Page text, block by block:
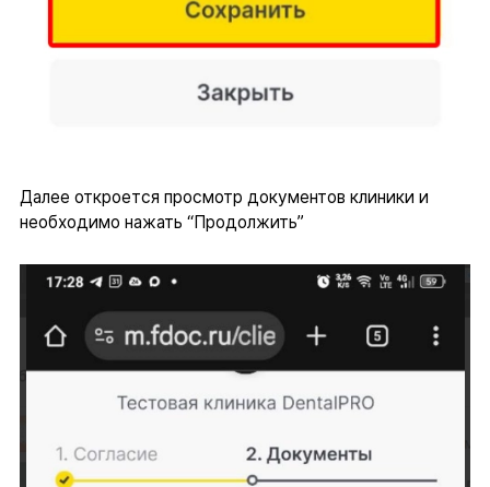
Далее откроется просмотр документов клиники и
необходимо нажать “Продолжить”